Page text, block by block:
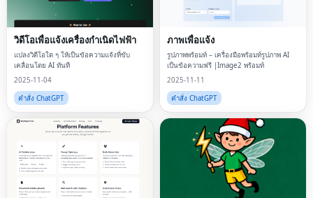
วิดีโอเพื่อแจ้งเครื่องกำเนิดไฟฟ้า
แปลงวิดีโอใด ๆ ให้เป็นข้อความแจ้งที่ขับ
เคลื่อนโดย AI ทันที
2025-11-04
คำสั่ง ChatGPT
ภาพเพื่อแจ้ง
รูปภาพพร้อมท์ – เครื่องมือพร้อมท์รูปภาพ AI
เป็นข้อความฟรี |Image2 พร้อมท์
2025-11-11
คำสั่ง ChatGPT